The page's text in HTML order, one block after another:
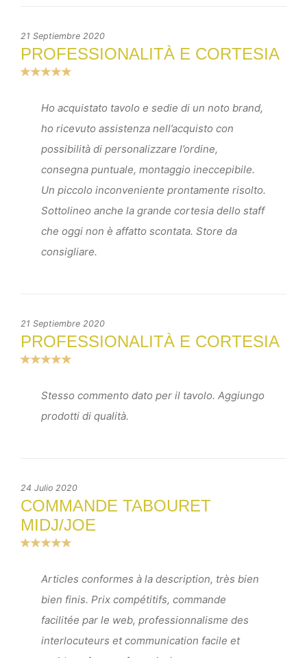
21 Septiembre 2020
PROFESSIONALITÀ E CORTESIA
Ho acquistato tavolo e sedie di un noto brand,
ho ricevuto assistenza nell’acquisto con
possibilità di personalizzare l’ordine,
consegna puntuale, montaggio ineccepibile.
Un piccolo inconveniente prontamente risolto.
Sottolineo anche la grande cortesia dello staff
che oggi non è affatto scontata. Store da
consigliare.
21 Septiembre 2020
PROFESSIONALITÀ E CORTESIA
Stesso commento dato per il tavolo. Aggiungo
prodotti di qualità.
24 Julio 2020
COMMANDE TABOURET
MIDJ/JOE
Articles conformes à la description, très bien
bien finis. Prix compétitifs, commande
facilitée par le web, professionnalisme des
interlocuteurs et communication facile et